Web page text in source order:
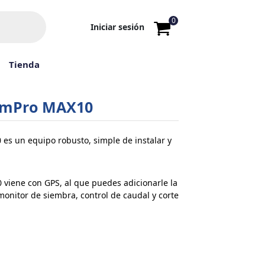
Iniciar sesión
0
Tienda
MAX10
es un equipo robusto, simple de instalar y
con GPS, al que puedes adicionarle la
de siembra, control de caudal y corte